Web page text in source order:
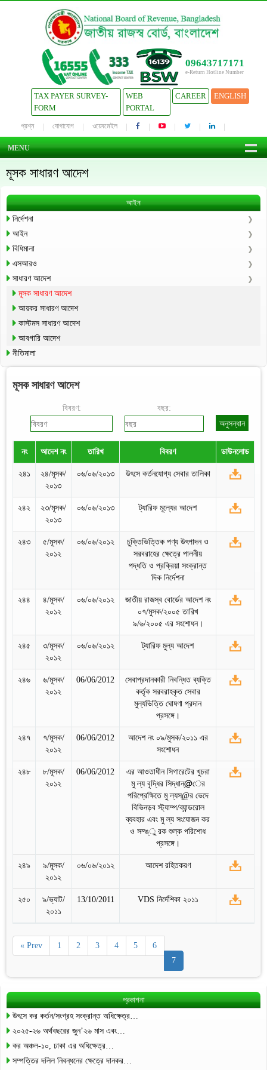
09643717171
e-Return Hotline Number
TAX PAYER SURVEY-
FORM
WEB
PORTAL
CAREER ENGLISH
প্রশ্ন যোগাযোগ ওয়েবমেইল
MENU
মূসক সাধারণ আদেশ
আইন
নির্দেশনা
আইন
বিধিমালা
এসআরও
সাধারণ আদেশ
মূসক সাধারণ আদেশ
আয়কর সাধারণ আদেশ
কাস্টমস সাধারণ আদেশ
আবগারি আদেশ
নীতিমালা
মূসক সাধারণ আদেশ
বিবরণ: বছর:
নং আদেশ নং তারিখ বিবরণ ডাউনলোড
২৪১
২৪/মূসক/
২০১৩
০৬/০৬/২০১৩ উৎসে কর্তনযোগ্য সেবার তালিকা
২৪২
২৩/মূসক/
২০১৩
০৬/০৬/২০১৩ ট্যারিফ মূল্যের আদেশ
২৪৩
৫/মূসক/
২০১২
০৬/০৬/২০১২
চুক্তিভিত্তিক পণ্য উৎপাদন ও
সরবরাহের ক্ষেত্রে পালনীয়
পদ্ধতি ও প্রক্রিয়া সংক্রান্ত
দিক নির্দেশনা
২৪৪
৪/মূসক/
২০১২
০৬/০৬/২০১২
জাতীয় রাজস্ব বোর্ডের আদেশ নং
০৭/মুসক/২০০৫ তারিখ
৯/৬/২০০৫ এর সংশোধন।
২৪৫
৩/মূসক/
২০১২
০৬/০৬/২০১২ ট্যারিফ মুল্য আদেশ
২৪৬
৬/মূসক/
২০১২
06/06/2012
সেবাপ্রদানকারী নিবন্ধিত ব্যক্তি
কর্তৃক সরবরাহকৃত সেবার
মুল্যভিত্তি ঘোষণা প্রদান
প্রসঙ্গে।
২৪৭
৭/মূসক/
২০১২
06/06/2012
আদেশ নং ০৯/মুসক/২০১১ এর
সংশোধন
২৪৮
৮/মূসক/
২০১২
06/06/2012
এর আওতাধীন সিগারেটের খুচরা
মু ল্য বৃদ্ধির সিদ্ধান্@ের
পরিপ্রেক্ষিতে মু ল্যস্@র ভেদে
বিভিনড়ব স্ট্যাম্প/ব্যান্ডরোল
ব্যবহার এবং মু ল্য সংযোজন কর
ও সম্ঙ্ু রক শুল্ক পরিশোধ
প্রসঙ্গে।
২৪৯
৯/মূসক/
২০১২
০৬/০৬/২০১২ আদেশ রহিতকরণ
২৫০
৯/ভ্যাট/
২০১১
13/10/2011 VDS নির্দেশিকা ২০১১
« Prev 1 2 3 4 5
6
7
প্রকাশনা
উৎসে কর কর্তন/সংগ্রহ সংক্রান্ত অধিক্ষেত্র…
২০২৫-২৬ অর্থবছরের জুন’২৬ মাস এবং…
কর অঞ্চল-১০, ঢাকা এর অধিক্ষেত্র…
সম্পত্তির দলিল নিবন্ধনের ক্ষেত্রে দানকর…